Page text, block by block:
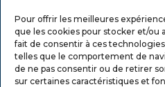
Pour offrir les meilleures
que les cookies pour stocker et/ou
fait de consentir à ces
telles que le comportement de
de ne pas consentir ou de retirer
sur certaines caractéristiques et
Français
English